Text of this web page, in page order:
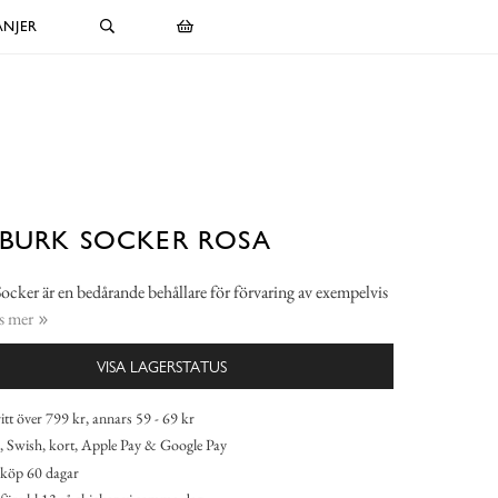
SOCKER ROSA
är en bedårande behållare för förvaring av exempelvis
mer
VISA LAGERSTATUS
över 799 kr, annars 59 - 69 kr
Swish, kort, Apple Pay & Google Pay
60 dagar